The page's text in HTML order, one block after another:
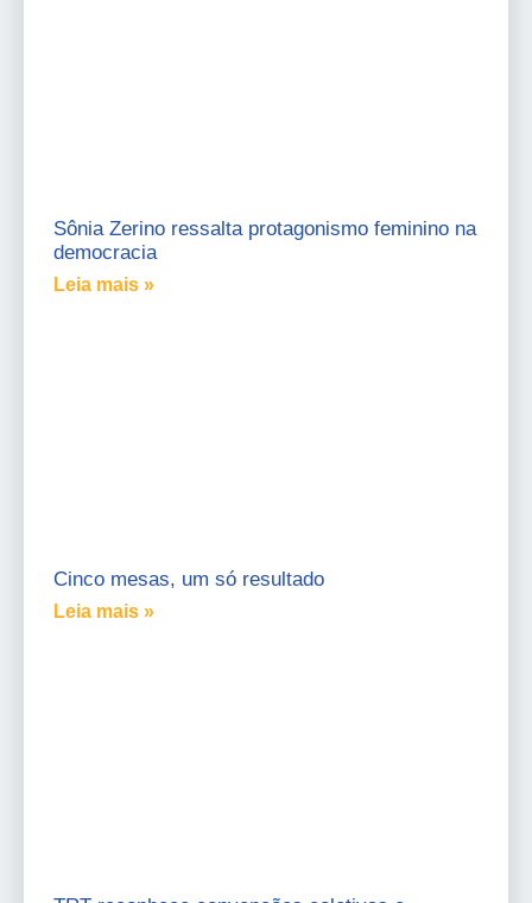
Sônia Zerino ressalta protagonismo feminino na
democracia
Leia mais »
Cinco mesas, um só resultado
Leia mais »